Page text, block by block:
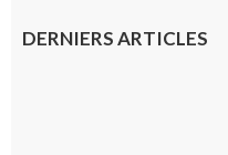
DERNIERS ARTICLES